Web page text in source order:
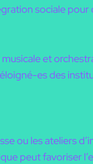
sociale
et
es des
ou les ateliers
peut favoriser